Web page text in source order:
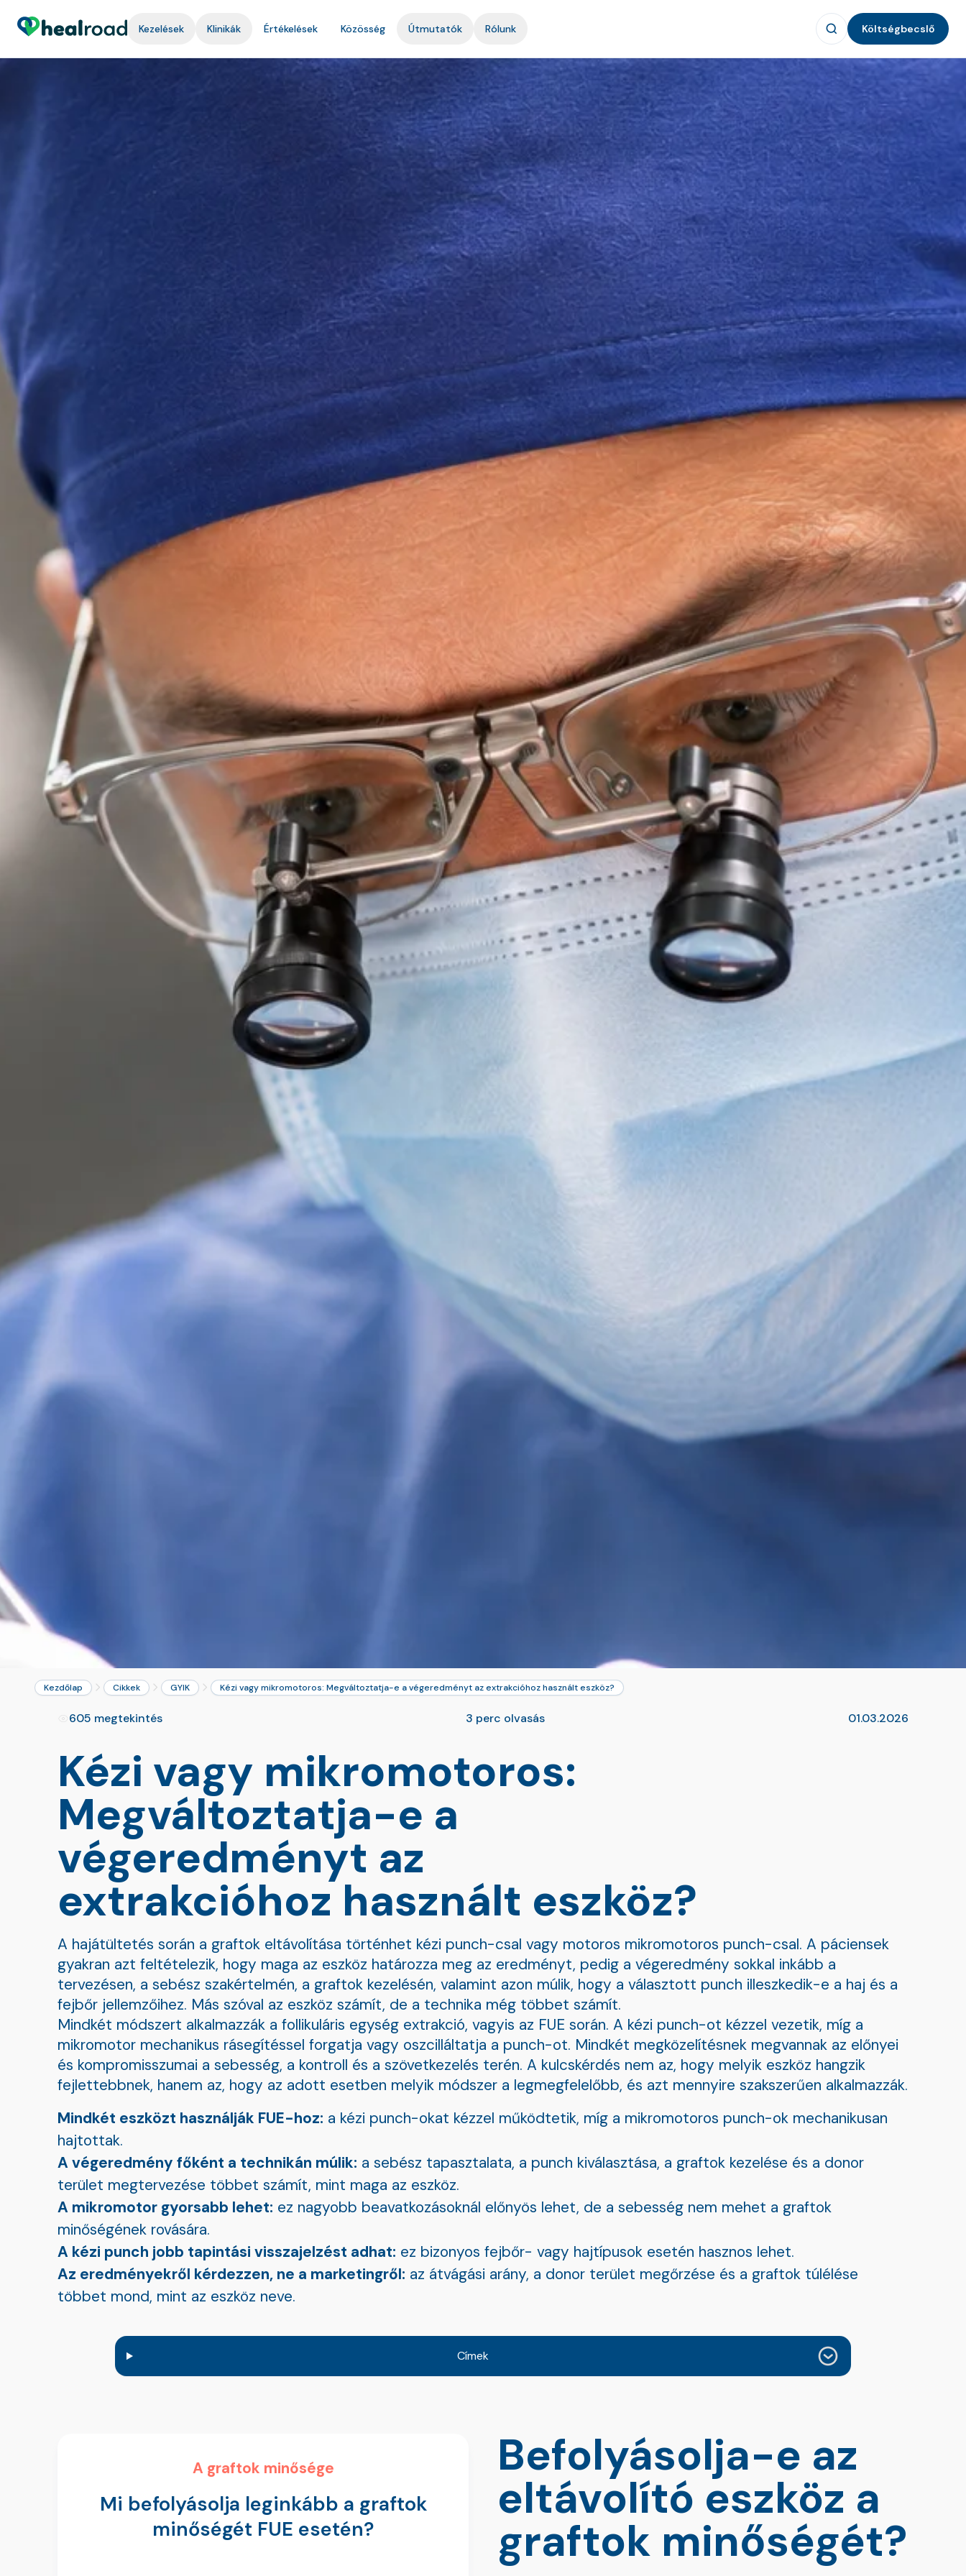
Kezelések Klinikák Értékelések Közösség Útmutatók Rólunk Költségbecslő
Kezdőlap Cikkek GYIK Kézi vagy mikromotoros: Megváltoztatja-e a végeredményt az extrakcióhoz használt eszköz?
605 megtekintés 3 perc olvasás 01.03.2026
Kézi vagy mikromotoros:
Megváltoztatja-e a
végeredményt az
extrakcióhoz használt eszköz?
A hajátültetés során a graftok eltávolítása történhet kézi punch-csal vagy motoros mikromotoros punch-csal. A páciensek
gyakran azt feltételezik, hogy maga az eszköz határozza meg az eredményt, pedig a végeredmény sokkal inkább a
tervezésen, a sebész szakértelmén, a graftok kezelésén, valamint azon múlik, hogy a választott punch illeszkedik-e a haj és a
fejbőr jellemzőihez. Más szóval az eszköz számít, de a technika még többet számít.
Mindkét módszert alkalmazzák a follikuláris egység extrakció, vagyis az FUE során. A kézi punch-ot kézzel vezetik, míg a
mikromotor mechanikus rásegítéssel forgatja vagy oszcilláltatja a punch-ot. Mindkét megközelítésnek megvannak az előnyei
és kompromisszumai a sebesség, a kontroll és a szövetkezelés terén. A kulcskérdés nem az, hogy melyik eszköz hangzik
fejlettebbnek, hanem az, hogy az adott esetben melyik módszer a legmegfelelőbb, és azt mennyire szakszerűen alkalmazzák.
Mindkét eszközt használják FUE-hoz: a kézi punch-okat kézzel működtetik, míg a mikromotoros punch-ok mechanikusan
hajtottak.
A végeredmény főként a technikán múlik: a sebész tapasztalata, a punch kiválasztása, a graftok kezelése és a donor
terület megtervezése többet számít, mint maga az eszköz.
A mikromotor gyorsabb lehet: ez nagyobb beavatkozásoknál előnyös lehet, de a sebesség nem mehet a graftok
minőségének rovására.
A kézi punch jobb tapintási visszajelzést adhat: ez bizonyos fejbőr- vagy hajtípusok esetén hasznos lehet.
Az eredményekről kérdezzen, ne a marketingről: az átvágási arány, a donor terület megőrzése és a graftok túlélése
többet mond, mint az eszköz neve.
Címek
A graftok minősége
Mi befolyásolja leginkább a graftok
minőségét FUE esetén?
Befolyásolja-e az
eltávolító eszköz a
graftok minőségét?